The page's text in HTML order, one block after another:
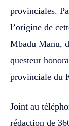
provinciales.
l’origine de
Mbadu Manu,
questeur
provinciale du
Joint au
rédaction de